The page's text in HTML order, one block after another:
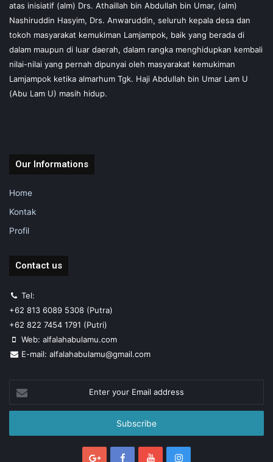
atas inisiatif (alm) Drs. Athaillah bin Abdullah bin Umar, (alm)
Nashiruddin Hasyim, Drs. Anwaruddin, seluruh kepala desa dan
tokoh masyarakat kemukiman Lamjampok, baik yang berada di
dalam maupun di luar daerah, dalam rangka menghidupkan kembali
nilai-nilai yang pernah dipunyai oleh masyarakat kemukiman
Lamjampok ketika almarhum Tgk. Haji Abdullah bin Umar Lam U
(Abu Lam U) masih hidup.
Our Informations
Home
Kontak
Profil
Contact us
Tel:
+62 813 6089 5308 (Putra)
+62 822 7454 1791 (Putri)
Web: alfalahabulamu.com
E-mail: alfalahabulamu@gmail.com
your
Email